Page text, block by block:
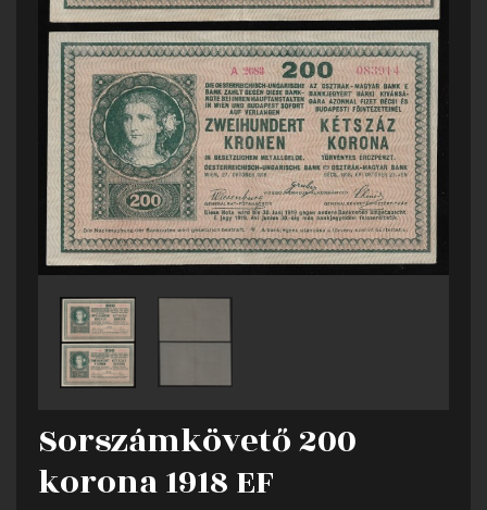
Sorszámkövető 200
korona 1918 EF